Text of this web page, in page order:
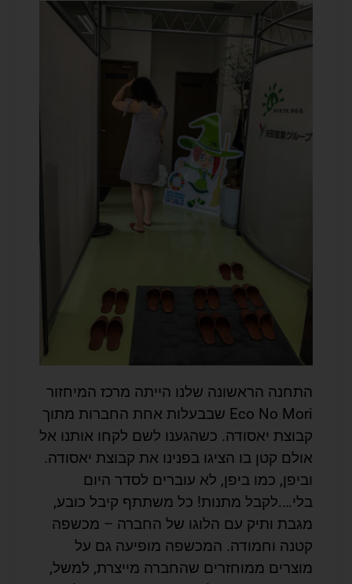
התחנה הראשונה שלנו הייתה מרכז המיחזור
Eco No Mori שבבעלות אחת החברות מתוך
קבוצת יאסודה. כשהגענו לשם לקחו אותנו אל
אולם קטן בו הציגו בפנינו את קבוצת יאסודה.
וביפן, כמו ביפן, לא עוברים לסדר היום
בלי….לקבל מתנות! כל משתתף קיבל כובע,
מגבת ותיק עם הלוגו של החברה – מכשפה
קטנה וחמודה. המכשפה מופיעה גם על
מוצרים ממוחזרים שהחברה מייצרת, למשל,